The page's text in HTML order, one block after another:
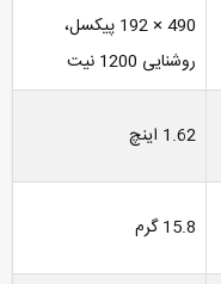
490 × 192 پیکسل،
روشنایی 1200 نیت
1.62 اینچ
15.8 گرم